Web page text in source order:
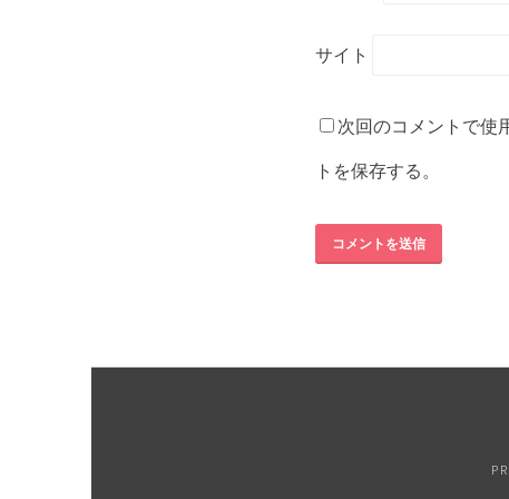
サイト
次回のコメントで使
トを保存する。